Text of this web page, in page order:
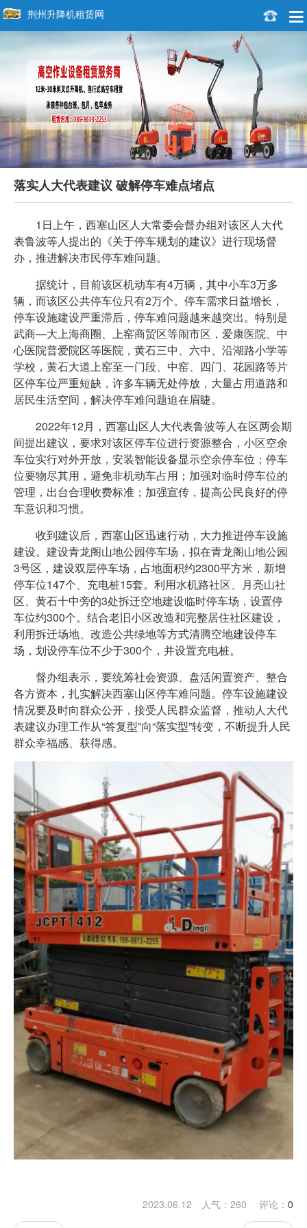
荆州升降机租赁网
落实人大代表建议 破解停车难点堵点
1日上午，西塞山区人大常委会督办组对该区人大代
表鲁波等人提出的《关于停车规划的建议》进行现场督
办，推进解决市民停车难问题。
据统计，目前该区机动车有4万辆，其中小车3万多
辆，而该区公共停车位只有2万个。停车需求日益增长，
停车设施建设严重滞后，停车难问题越来越突出。特别是
武商—大上海商圈、上窑商贸区等闹市区，爱康医院、中
心医院普爱院区等医院，黄石三中、六中、沿湖路小学等
学校，黄石大道上窑至一门段、中窑、四门、花园路等片
区停车位严重短缺，许多车辆无处停放，大量占用道路和
居民生活空间，解决停车难问题迫在眉睫。
2022年12月，西塞山区人大代表鲁波等人在区两会期
间提出建议，要求对该区停车位进行资源整合，小区空余
车位实行对外开放，安装智能设备显示空余停车位；停车
位要物尽其用，避免非机动车占用；加强对临时停车位的
管理，出台合理收费标准；加强宣传，提高公民良好的停
车意识和习惯。
收到建议后，西塞山区迅速行动，大力推进停车设施
建设。建设青龙阁山地公园停车场，拟在青龙阁山地公园
3号区，建设双层停车场，占地面积约2300平方米，新增
停车位147个、充电桩15套。利用水机路社区、月亮山社
区、黄石十中旁的3处拆迁空地建设临时停车场，设置停
车位约300个。结合老旧小区改造和完整居住社区建设，
利用拆迁场地、改造公共绿地等方式清腾空地建设停车
场，划设停车位不少于300个，并设置充电桩。
督办组表示，要统筹社会资源、盘活闲置资产、整合
各方资本，扎实解决西塞山区停车难问题。停车设施建设
情况要及时向群众公开，接受人民群众监督，推动人大代
表建议办理工作从“答复型”向“落实型”转变，不断提升人民
群众幸福感、获得感。
2023.06.12 人气： 260 评论： 0